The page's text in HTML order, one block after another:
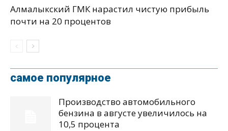
Алмалыкский ГМК нарастил чистую прибыль
почти на 20 процентов
самое популярное
Производство автомобильного
бензина в августе увеличилось на
10,5 процента